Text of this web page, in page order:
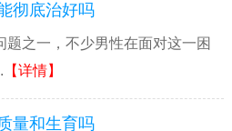
彻底治好吗
之一，不少男性在面对这一困
【详情】
量和生育吗